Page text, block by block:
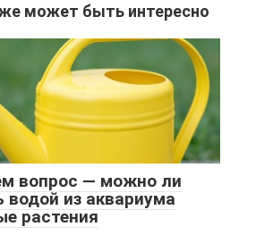
может быть интересно
вопрос — можно ли
водой из аквариума
растения